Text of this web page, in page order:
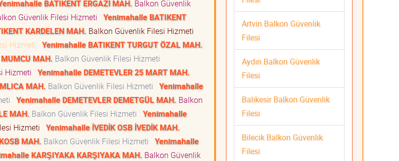
BATIKENT ERGAZİ MAH. Balkon Güvenlik
Güvenlik Filesi Hizmeti Yenimahalle BATIKENT
KARDELEN MAH. Balkon Güvenlik Filesi Hizmeti
Hizmeti Yenimahalle BATIKENT TURGUT ÖZAL MAH.
MAH. Balkon Güvenlik Filesi Hizmeti
Hizmeti Yenimahalle DEMETEVLER 25 MART MAH.
MAH. Balkon Güvenlik Filesi Hizmeti Yenimahalle
Yenimahalle DEMETEVLER DEMETGÜL MAH. Balkon
MAH. Balkon Güvenlik Filesi Hizmeti Yenimahalle
Hizmeti Yenimahalle İVEDİK OSB İVEDİK MAH.
MAH. Balkon Güvenlik Filesi Hizmeti Yenimahalle
KARŞIYAKA KARŞIYAKA MAH. Balkon Güvenlik
Artvin Balkon Güvenlik
Filesi
Aydın Balkon Güvenlik
Filesi
Balıkesir Balkon Güvenlik
Filesi
Bilecik Balkon Güvenlik
Filesi